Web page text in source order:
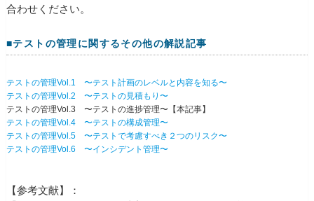
合わせください。
■テストの管理に関するその他の解説記事
テストの管理Vol.1 〜テスト計画のレベルと内容を知る〜
テストの管理Vol.2 〜テストの見積もり〜
テストの管理Vol.3 〜テストの進捗管理〜【本記事】
テストの管理Vol.4 〜テストの構成管理〜
テストの管理Vol.5 〜テストで考慮すべき２つのリスク〜
テストの管理Vol.6 〜インシデント管理〜
【参考文献】：